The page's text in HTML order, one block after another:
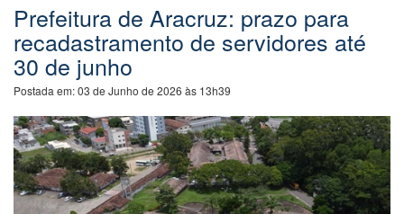
Prefeitura de Aracruz: prazo para
recadastramento de servidores até
30 de junho
Postada em:03 de Junho de 2026 às 13h39